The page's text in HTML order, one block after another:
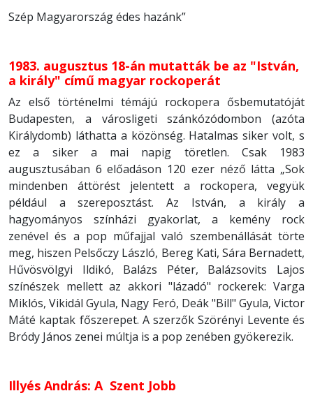
Szép Magyarország édes hazánk”
1983. augusztus 18-án mutatták be az "István,
a király" című magyar rockoperát
Az első történelmi témájú rockopera ősbemutatóját
Budapesten, a városligeti szánkózódombon (azóta
Királydomb) láthatta a közönség. Hatalmas siker volt, s
ez a siker a mai napig töretlen. Csak 1983
augusztusában 6 előadáson 120 ezer néző látta „Sok
mindenben áttörést jelentett a rockopera, vegyük
például a szereposztást. Az István, a király a
hagyományos színházi gyakorlat, a kemény rock
zenével és a pop műfajjal való szembenállását törte
meg, hiszen Pelsőczy László, Bereg Kati, Sára Bernadett,
Hűvösvölgyi Ildikó, Balázs Péter, Balázsovits Lajos
színészek mellett az akkori "lázadó" rockerek: Varga
Miklós, Vikidál Gyula, Nagy Feró, Deák "Bill" Gyula, Victor
Máté kaptak főszerepet. A szerzők Szörényi Levente és
Bródy János zenei múltja is a pop zenében gyökerezik.
Illyés András: A Szent Jobb